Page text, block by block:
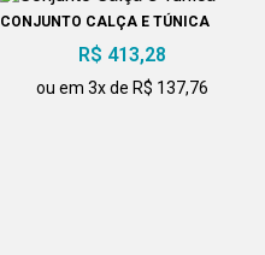
CONJUNTO CALÇA E TÚNICA
R$ 413,28
ou em 3x de R$ 137,76